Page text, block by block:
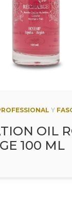
Y
OIL
100 ML